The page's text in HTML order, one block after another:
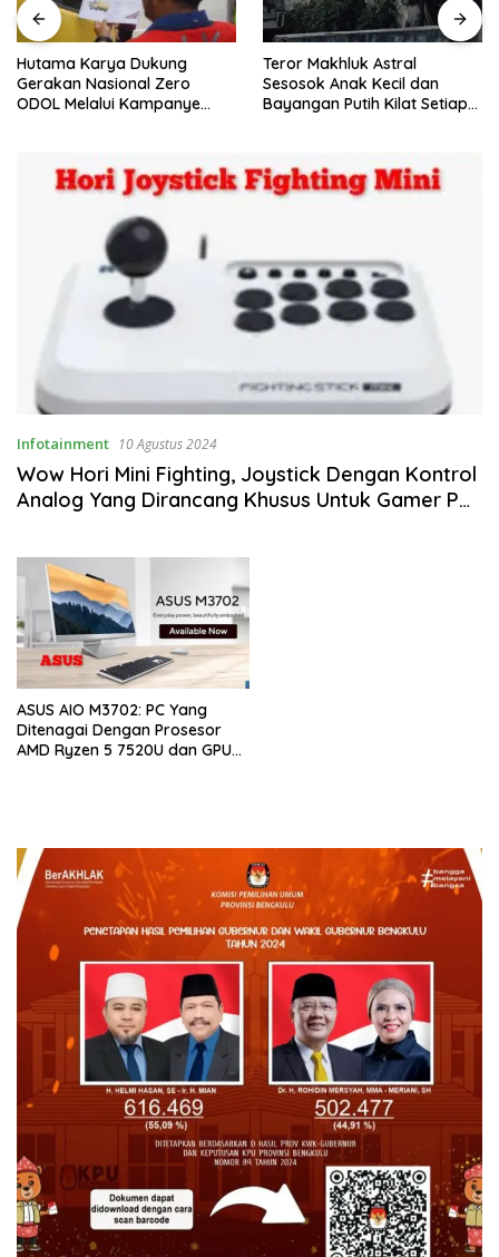
Hutama Karya Dukung
Gerakan Nasional Zero
ODOL Melalui Kampanye
Teror Makhluk Astral
Sesosok Anak Kecil dan
Bayangan Putih Kilat Setiap
Infotainment 10 Agustus 2024
Wow Hori Mini Fighting, Joystick Dengan Kontrol
Analog Yang Dirancang Khusus Untuk Gamer PC
ASUS AIO M3702: PC Yang
Ditenagai Dengan Prosesor
AMD Ryzen 5 7520U dan GPU